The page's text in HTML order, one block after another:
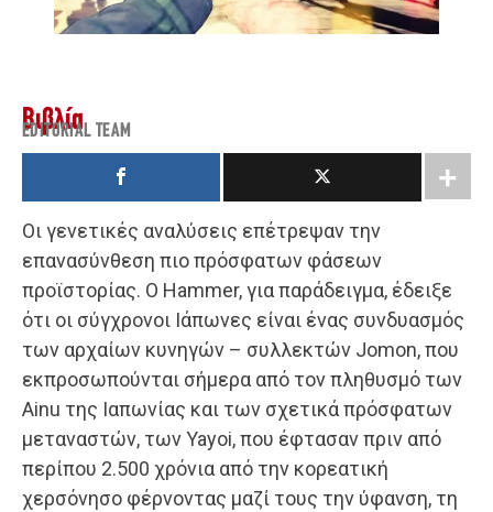
Βιβλία
EDITORIAL TEAM
Οι γενετικές αναλύσεις επέτρεψαν την
επανασύνθεση πιο πρόσφατων φάσεων
προϊστορίας. Ο Hammer, για παράδειγμα, έδειξε
ότι οι σύγχρονοι Ιάπωνες είναι ένας συνδυασμός
των αρχαίων κυνηγών – συλλεκτών Jomon, που
εκπροσωπούνται σήμερα από τον πληθυσμό των
Ainu της Ιαπωνίας και των σχετικά πρόσφατων
μεταναστών, των Yayoi, που έφτασαν πριν από
περίπου 2.500 χρόνια από την κορεατική
χερσόνησο φέρνοντας μαζί τους την ύφανση, τη